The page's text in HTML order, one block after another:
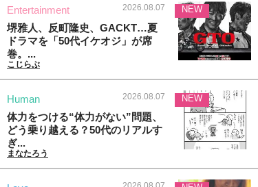
Entertainment 2026.08.07
堺雅人、反町隆史、GACKT…夏
ドラマを「50代イケオジ」が席
巻。...
こじらぶ
NEW
Human 2026.08.07
体力をつける“体力がない”問題、
どう乗り越える？50代のリアルす
ぎ...
まなたろう
NEW